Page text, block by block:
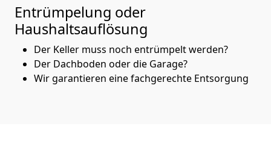
Entrümpelung oder
Haushaltsauflösung
Der Keller muss noch entrümpelt werden?
Der Dachboden oder die Garage?
Wir garantieren eine fachgerechte Entsorgung